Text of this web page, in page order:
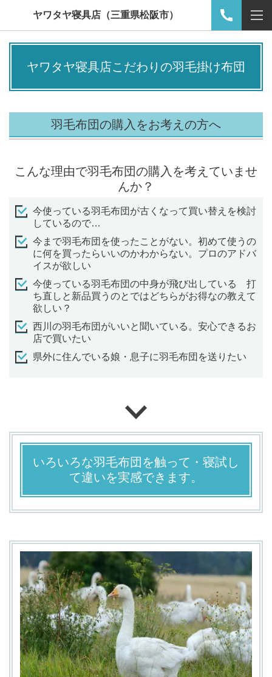
ヤワタヤ寝具店（三重県松阪市）
ヤワタヤ寝具店こだわりの羽毛掛け布団
羽毛布団の購入をお考えの方へ
こんな理由で羽毛布団の購入を考えていませ
んか？
今使っている羽毛布団が古くなって買い替えを検討
しているので…
今まで羽毛布団を使ったことがない。初めて使うの
に何を買ったらいいのかわからない。プロのアドバ
イスが欲しい
今使っている羽毛布団の中身が飛び出している 打
ち直しと新品買うのとではどちらがお得なの教えて
欲しい？
西川の羽毛布団がいいと聞いている。安心できるお
店で買いたい
県外に住んでいる娘・息子に羽毛布団を送りたい
いろいろな羽毛布団を触って・寝試し
て違いを実感できます。